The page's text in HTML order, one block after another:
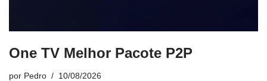
One TV Melhor Pacote P2P
por Pedro 10/08/2026